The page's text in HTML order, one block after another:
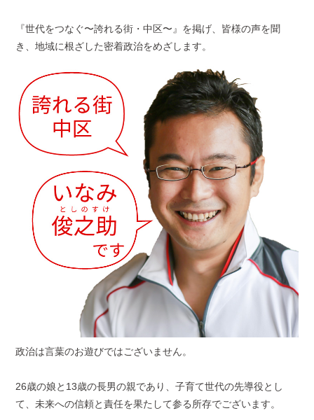
『世代をつなぐ〜誇れる街・中区〜』を掲げ、皆様の声を聞
き、地域に根ざした密着政治をめざします。
政治は言葉のお遊びではございません。
26歳の娘と13歳の長男の親であり、子育て世代の先導役とし
て、未来への信頼と責任を果たして参る所存でございます。